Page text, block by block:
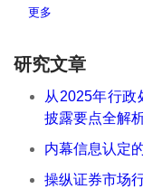
更多
研究文章
从2025年行
披露要点全解
内幕信息认定
操纵证券市场